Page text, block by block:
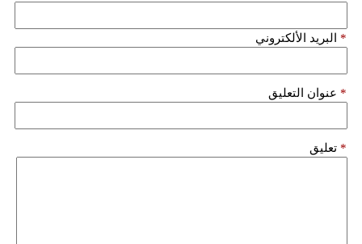
البريد الألكتروني *
عنوان التعليق *
تعليق *